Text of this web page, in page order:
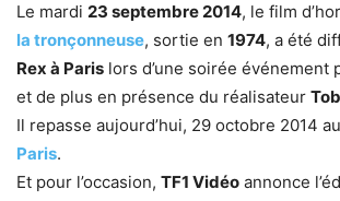
Le mardi 23 septembre 2014, le film
la tronçonneuse, sortie en 1974, a été
Rex à Paris lors d’une soirée événement
et de plus en présence du réalisateur
Il repasse aujourd’hui, 29 octobre 2014 au
Paris.
Et pour l’occasion, TF1 Vidéo annonce